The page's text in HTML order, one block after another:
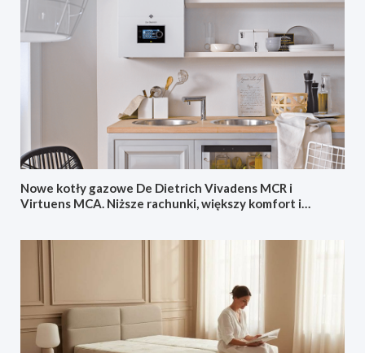
Nowe kotły gazowe De Dietrich Vivadens MCR i
Virtuens MCA. Niższe rachunki, większy komfort i